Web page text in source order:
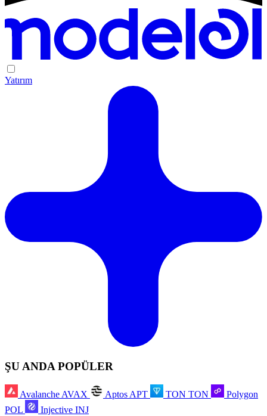
Yatırım
ŞU ANDA POPÜLER
Avalanche AVAX Aptos APT TON TON
Polygon
POL
Injective INJ